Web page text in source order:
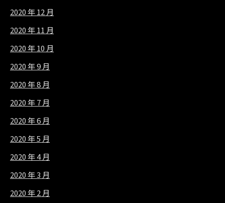
2020 年 12 月
2020 年 11 月
2020 年 10 月
2020 年 9 月
2020 年 8 月
2020 年 7 月
2020 年 6 月
2020 年 5 月
2020 年 4 月
2020 年 3 月
2020 年 2 月